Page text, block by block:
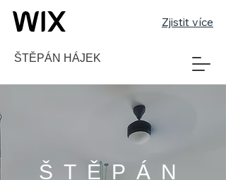
Zjistit více